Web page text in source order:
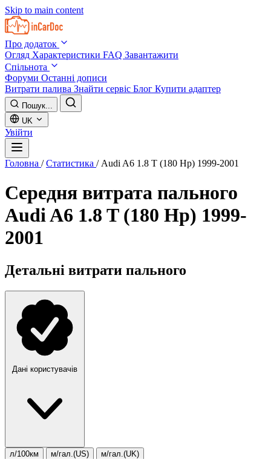
Skip to main content
Про додаток
Огляд Характеристики FAQ Завантажити
Спільнота
Форуми Останні дописи
Витрати палива Знайти сервіс Блог Купити адаптер
Пошук...
UK
Увійти
Головна / Статистика / Audi A6 1.8 T (180 Hp) 1999-2001
Середня витрата пального
Audi A6 1.8 T (180 Hp) 1999-
2001
Детальні витрати пального
Дані користувачів
л/100км м/гал.(US) м/гал.(UK)